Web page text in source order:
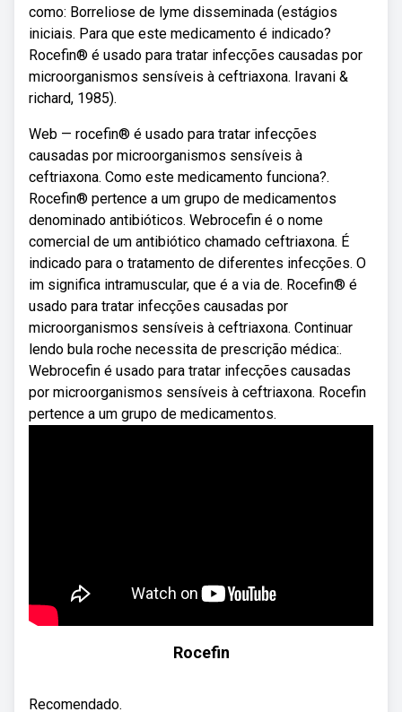
como: Borreliose de lyme disseminada (estágios
iniciais. Para que este medicamento é indicado?
Rocefin® é usado para tratar infecções causadas por
microorganismos sensíveis à ceftriaxona. Iravani &
richard, 1985).
Web — rocefin® é usado para tratar infecções
causadas por microorganismos sensíveis à
ceftriaxona. Como este medicamento funciona?.
Rocefin® pertence a um grupo de medicamentos
denominado antibióticos. Webrocefin é o nome
comercial de um antibiótico chamado ceftriaxona. É
indicado para o tratamento de diferentes infecções. O
im significa intramuscular, que é a via de. Rocefin® é
usado para tratar infecções causadas por
microorganismos sensíveis à ceftriaxona. Continuar
lendo bula roche necessita de prescrição médica:.
Webrocefin é usado para tratar infecções causadas
por microorganismos sensíveis à ceftriaxona. Rocefin
pertence a um grupo de medicamentos.
Rocefin
Recomendado.